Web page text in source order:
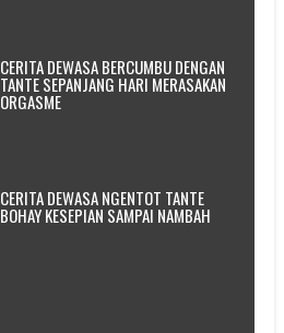
CERITA DEWASA BERCUMBU DENGAN
TANTE SEPANJANG HARI MERASAKAN
ORGASME
CERITA DEWASA NGENTOT TANTE
BOHAY KESEPIAN SAMPAI NAMBAH